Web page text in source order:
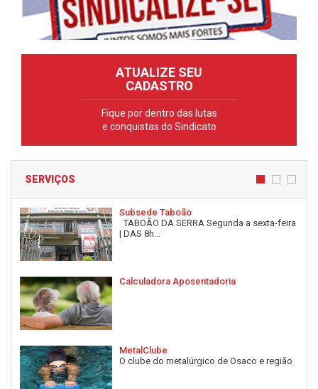
ATUALIZE SEU
CADASTRO
Fique por dentro das lutas
e conquistas do Sindicato
SERVIÇOS
Subsede Taboão
TABOÃO DA SERRA Segunda a sexta-feira
| DAS 8h...
Calculadora Aposentadoria
MetalClube
O clube do metalúrgico de Osaco e região